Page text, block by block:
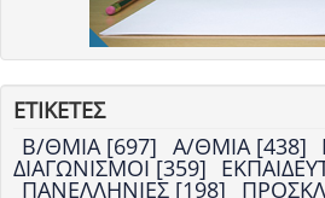
ΕΤΙΚΕΤΕΣ
Β/ΘΜΙΑ [697] Α/ΘΜΙΑ [438]
ΔΙΑΓΩΝΙΣΜΟΙ [359]
ΠΑΝΕΛΛΗΝΙΕΣ [198]